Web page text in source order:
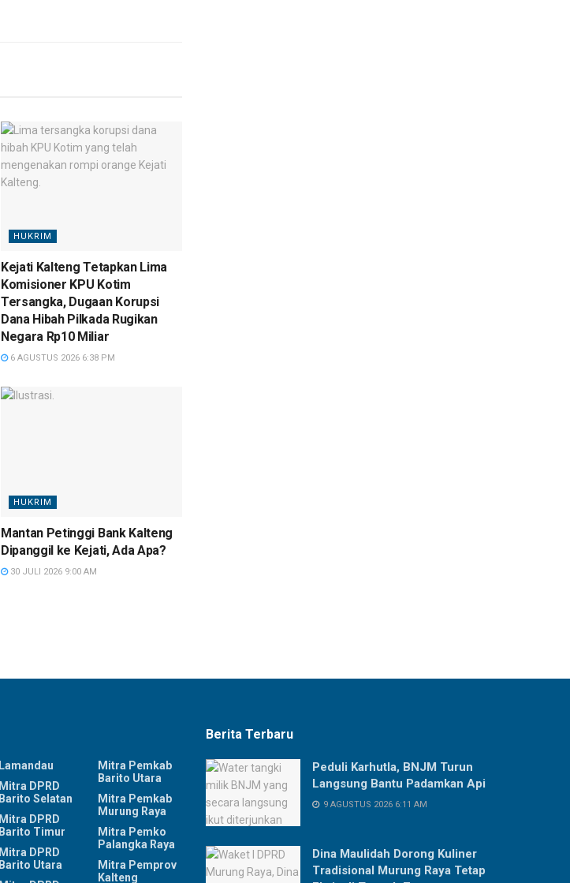
HUKRIM
Kejati Kalteng Tetapkan Lima
Komisioner KPU Kotim
Tersangka, Dugaan Korupsi
Dana Hibah Pilkada Rugikan
Negara Rp10 Miliar
6 AGUSTUS 2026 6:38 PM
HUKRIM
Mantan Petinggi Bank Kalteng
Dipanggil ke Kejati, Ada Apa?
30 JULI 2026 9:00 AM
Lamandau
Mitra DPRD
Barito Selatan
Mitra DPRD
Barito Timur
Mitra DPRD
Barito Utara
Mitra Pemkab
Barito Utara
Mitra Pemkab
Murung Raya
Mitra Pemko
Palangka Raya
Mitra Pemprov
Kalteng
Berita Terbaru
Peduli Karhutla, BNJM Turun
Langsung Bantu Padamkan Api
9 AGUSTUS 2026 6:11 AM
Dina Maulidah Dorong Kuliner
Tradisional Murung Raya Tetap